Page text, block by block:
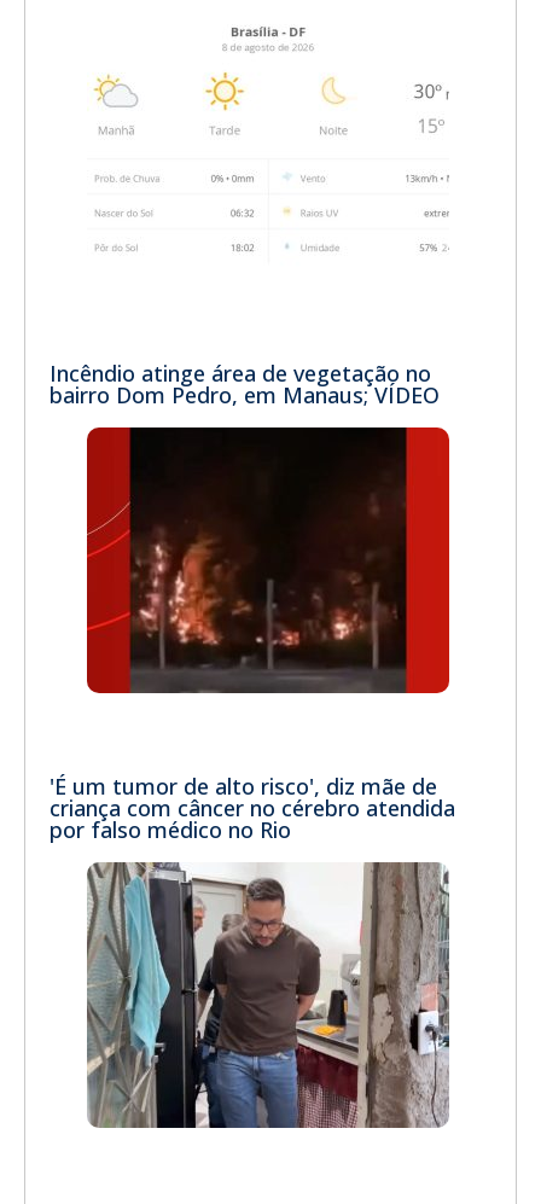
Incêndio atinge área de vegetação no
bairro Dom Pedro, em Manaus; VÍDEO
'É um tumor de alto risco', diz mãe de
criança com câncer no cérebro atendida
por falso médico no Rio